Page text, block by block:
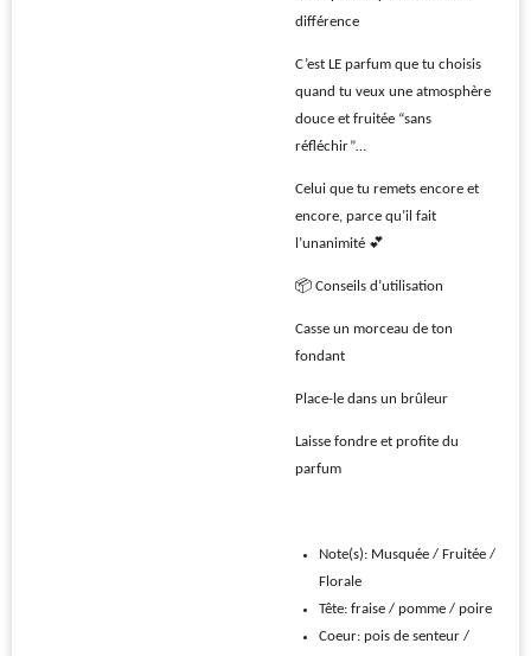
différence
C’est LE parfum que tu choisis
quand tu veux une atmosphère
douce et fruitée “sans
réfléchir”…
Celui que tu remets encore et
encore, parce qu’il fait
l’unanimité 💕
📦 Conseils d’utilisation
Casse un morceau de ton
fondant
Place-le dans un brûleur
Laisse fondre et profite du
parfum
Note(s): Musquée / Fruitée /
Florale
Tête: fraise / pomme / poire
Coeur: pois de senteur /